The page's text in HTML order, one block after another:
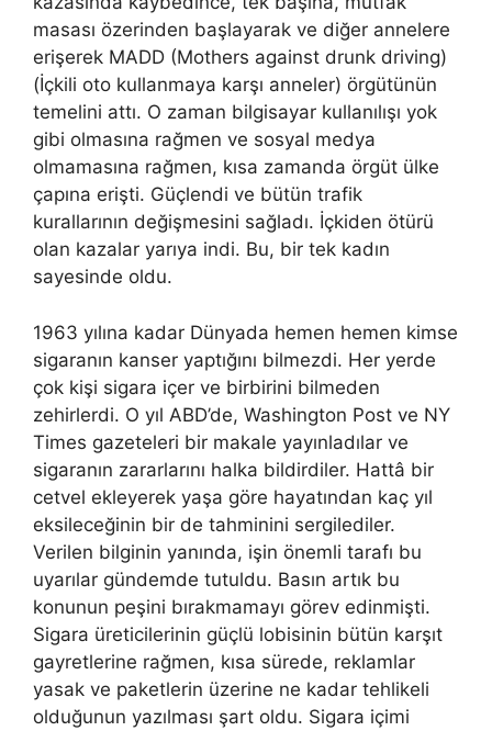
masası özerinden başlayarak ve diğer annelere
erişerek MADD (Mothers against drunk driving)
(İçkili oto kullanmaya karşı anneler) örgütünün
temelini attı. O zaman bilgisayar kullanılışı yok
gibi olmasına rağmen ve sosyal medya
olmamasına rağmen, kısa zamanda örgüt ülke
çapına erişti. Güçlendi ve bütün trafik
kurallarının değişmesini sağladı. İçkiden ötürü
olan kazalar yarıya indi. Bu, bir tek kadın
sayesinde oldu.
1963 yılına kadar Dünyada hemen hemen kimse
sigaranın kanser yaptığını bilmezdi. Her yerde
çok kişi sigara içer ve birbirini bilmeden
zehirlerdi. O yıl ABD’de, Washington Post ve NY
Times gazeteleri bir makale yayınladılar ve
sigaranın zararlarını halka bildirdiler. Hattâ bir
cetvel ekleyerek yaşa göre hayatından kaç yıl
eksileceğinin bir de tahminini sergilediler.
Verilen bilginin yanında, işin önemli tarafı bu
uyarılar gündemde tutuldu. Basın artık bu
konunun peşini bırakmamayı görev edinmişti.
Sigara üreticilerinin güçlü lobisinin bütün karşıt
gayretlerine rağmen, kısa sürede, reklamlar
yasak ve paketlerin üzerine ne kadar tehlikeli
olduğunun yazılması şart oldu. Sigara içimi